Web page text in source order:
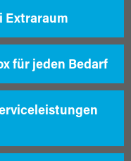
Extraraum
für jeden Bedarf